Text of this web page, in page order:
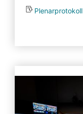
Plenarprotokoll